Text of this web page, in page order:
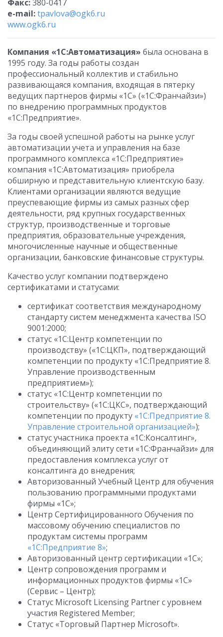
Факс:380-0417
e-mail:tpavlova@ogk6.ru
www.ogk6.ru
Компания «1С:Автоматизация» была основана в
1995 году. За годы работы создан
профессиональный коллектив и стабильно
развивающаяся компания, входящая в пятерку
ведущих партнеров фирмы «1С» («1С:Франчайзи»)
по внедрению программных продуктов
«1С:Предприятие».
За годы своей успешной работы на рынке услуг
автоматизации учета и управления на базе
программного комплекса «1С:Предприятие»
компания «1С:Автоматизация» приобрела
обширную и представительную клиентскую базу.
Клиентами организации являются ведущие
преуспевающие фирмы из самых разных сфер
деятельности, ряд крупных государственных
структур, производственные и торговые
предприятия, образовательные учреждения,
многочисленные научные и общественные
организации, банковские финансовые структуры.
Качество услуг компании подтверждено
сертификатами и статусами:
сертификат соответствия международному
стандарту систем менеджмента качества ISO
9001:2000;
статус «1С:Центр компетенции по
производству» («1С:ЦКП», подтверждающий
компетенции по продукту «1С:Предприятие 8.
Управление производственным
предприятием»);
статус «1С:Центр компетенции по
строительству» («1С:ЦКС», подтверждающий
компетенции по продукту «1С:Предприятие 8.
Управление строительной организацией»);
статус участника проекта «1С:Консалтинг»,
объединяющий элиту сети «1С:Франчайзи» для
предоставления комплекса услуг от
консалтинга до внедрения;
Авторизованный Учебный Центр для обучения
пользованию программными продуктами
фирмы «1С»;
Центр Сертифицированного Обучения по
массовому обучению специалистов по
продуктам системы программ
«1С:Предприятие 8»;
Авторизованный центр сертификации «1С»;
Центр сопровождения программ и
информационных продуктов фирмы «1С»
(Сервис – Центр);
Статус Microsoft Licensing Partner с уровнем
участия Registered Member;
Статус «Торговый Партнер Microsoft».